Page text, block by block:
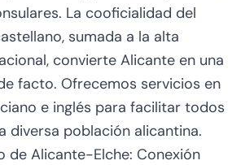
La cooficialidad del
sumada a la alta
convierte Alicante en una
facto. Ofrecemos servicios en
e inglés para facilitar todos
diversa población alicantina.
Alicante-Elche: Conexión